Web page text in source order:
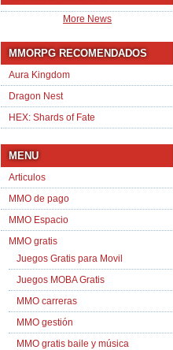
More News
MMORPG RECOMENDADOS
Aura Kingdom
Dragon Nest
HEX: Shards of Fate
MENU
Articulos
MMO de pago
MMO Espacio
MMO gratis
Juegos Gratis para Movil
Juegos MOBA Gratis
MMO carreras
MMO gestión
MMO gratis baile y música